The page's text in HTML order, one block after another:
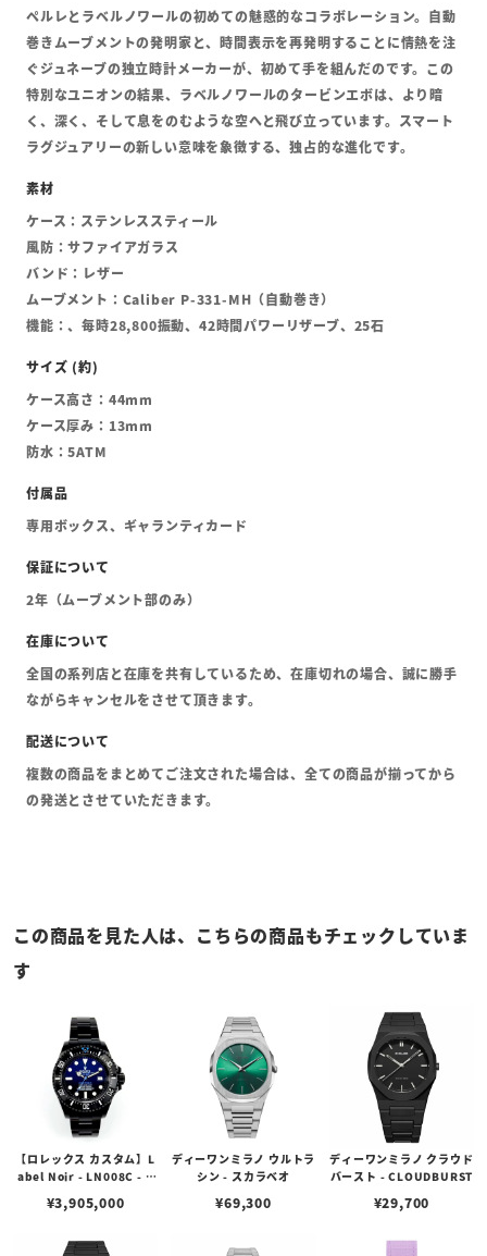
ペルレとラベルノワールの初めての魅惑的なコラボレーション。自動
巻きムーブメントの発明家と、時間表示を再発明することに情熱を注
ぐジュネーブの独立時計メーカーが、初めて手を組んだのです。この
特別なユニオンの結果、ラベルノワールのタービンエボは、より暗
く、深く、そして息をのむような空へと飛び立っています。スマート
ラグジュアリーの新しい意味を象徴する、独占的な進化です。
ケース：ステンレススティール
風防：サファイアガラス
バンド：レザー
ムーブメント：Caliber P-331-MH（自動巻き）
機能：、毎時28,800振動、42時間パワーリザーブ、25石
ケース高さ：44mm
ケース厚み：13mm
防水：5ATM
専用ボックス、ギャランティカード
2年（ムーブメント部のみ）
全国の系列店と在庫を共有しているため、在庫切れの場合、誠に勝手
ながらキャンセルをさせて頂きます。
複数の商品をまとめてご注文された場合は、全ての商品が揃ってから
の発送とさせていただきます。
この商品を見た人は、こちらの商品もチェックしていま
す
【ロレックス カスタム】L
abel Noir - LN008C - R
SEA
¥3,905,000
ディーワンミラノ ウルトラ
シン - スカラベオ
¥69,300
ディーワンミラノ クラウド
バースト - CLOUDBURST
¥29,700